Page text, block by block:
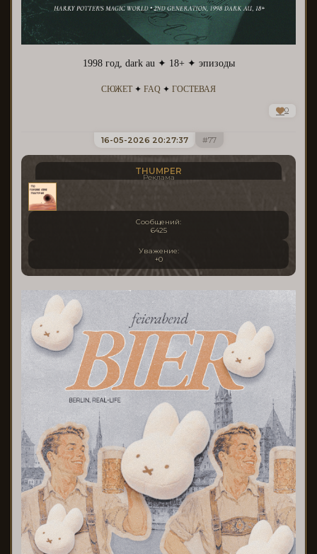
1998 год, dark au ✦ 18+ ✦ эпизоды
СЮЖЕТ ✦ FAQ ✦ ГОСТЕВАЯ
0
77
16-05-2026 20:27:37
THUMPER
Реклама
Сообщений:
6425
Уважение:
+0